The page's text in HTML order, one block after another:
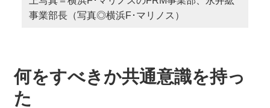
事業部長（写真◎横浜F･マリノス）
何をすべきか共通意識を持っ
た